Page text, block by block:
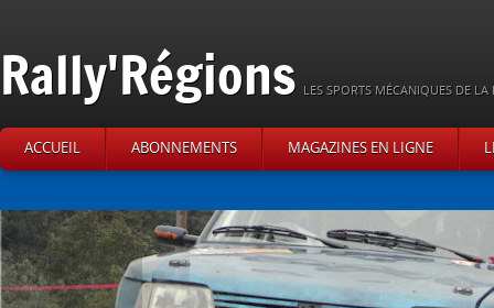
Rally'Régions LES SPORTS MÉCANIQUES DE
ACCUEIL ABONNEMENTS MAGAZINES EN LIGNE